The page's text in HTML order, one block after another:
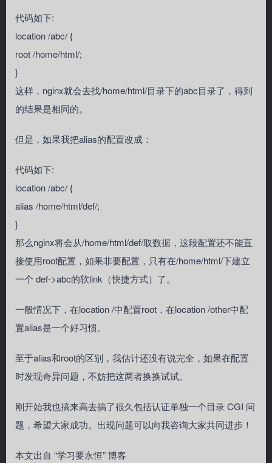
代码如下:
location /abc/ {
root /home/html/;
}
这样，nginx就会去找/home/html/目录下的abc目录了，得到
的结果是相同的。
但是，如果我把alias的配置改成：
代码如下:
location /abc/ {
alias /home/html/def/;
}
那么nginx将会从/home/html/def/取数据，这段配置还不能直
接使用root配置，如果非要配置，只有在/home/html/下建立
一个 def->abc的软link（快捷方式）了。
一般情况下，在location /中配置root，在location /other中配
置alias是一个好习惯。
至于alias和root的区别，我估计还没有说完全，如果在配置
时发现奇异问题，不妨把这两者换换试试。
刚开始我也搞来高去搞了很久包括认证单独一个目录 CGI 问
题，希望大家成功。出现问题可以向我咨询大家共同进步！
本文出自 “学习要永恒” 博客